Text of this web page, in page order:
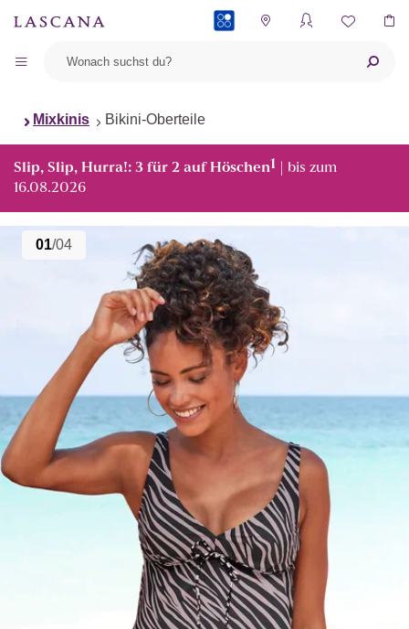
Mixkinis Bikini-Oberteile
Slip, Slip, Hurra!: 3 für 2 auf Höschen1 | bis zum
16.08.2026
01/04